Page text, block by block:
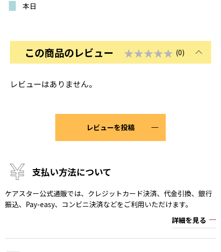
本日
この商品のレビュー ★★★★★ (0)
レビューはありません。
レビューを投稿
支払い方法について
ケアスター公式通販では、クレジットカード決済、代金引換、銀行
振込、Pay-easy、コンビニ決済などをご利用いただけます。
詳細を見る